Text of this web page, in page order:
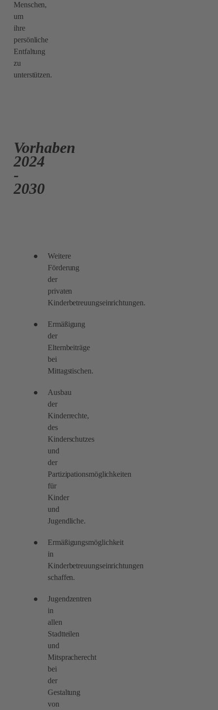
Menschen,
um
ihre
persönliche
Entfaltung
zu
unterstützen.
Vorhaben
2024
-
2030
Weitere
Förderung
der
privaten
Kinderbetreuungseinrichtungen.
Ermäßigung
der
Elternbeiträge
bei
Mittagstischen.
Ausbau
der
Kinderrechte,
des
Kinderschutzes
und
der
Partizipationsmöglichkeiten
für
Kinder
und
Jugendliche.
Ermäßigungsmöglichkeit
in
Kinderbetreuungseinrichtungen
schaffen.
Jugendzentren
in
allen
Stadtteilen
und
Mitspracherecht
bei
der
Gestaltung
von